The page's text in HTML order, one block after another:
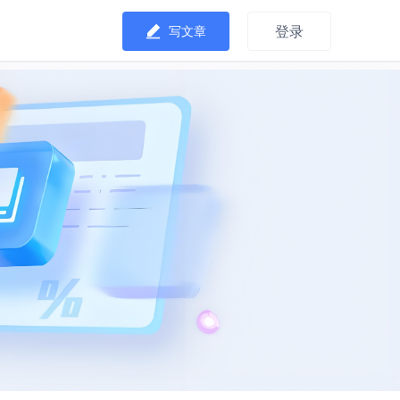
写文章 登录